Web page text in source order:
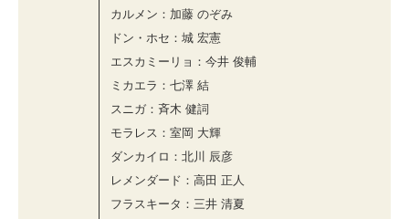
カルメン：加藤 のぞみ
ドン・ホセ：城 宏憲
エスカミーリョ：今井 俊輔
ミカエラ：七澤 結
スニガ：⻫⽊ 健詞
モラレス：室岡 ⼤輝
ダンカイロ：北川 ⾠彦
レメンダード：⾼⽥ 正⼈
フラスキータ：三井 清夏